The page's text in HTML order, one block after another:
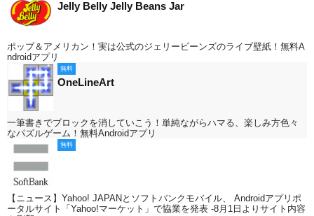
Jelly Belly Jelly Beans Jar
ポップ＆アメリカン！実は公式のジェリービーンズのライブ壁紙！無料A
ndroidアプリ
無料
OneLineArt
一筆書きでブロックを消していこう！単純ながらハマる、楽しみ方色々
なパズルゲーム！無料Androidアプリ
無料
【ニュース】Yahoo! JAPANとソフトバンクモバイル、 Androidアプリポ
ータルサイト「Yahoo!マーケット」で協業を発表 -8月1日よりサイト内容